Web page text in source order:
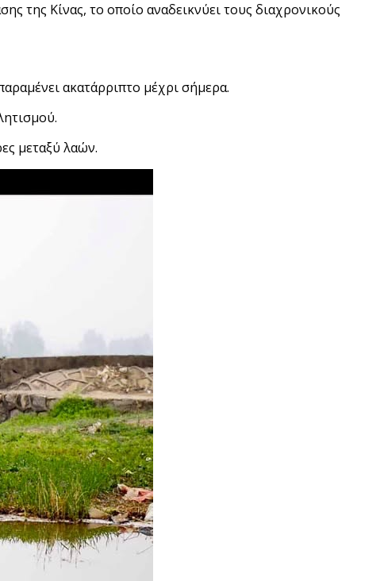
της Κίνας, το οποίο αναδεικνύει τους διαχρονικούς
ακατάρριπτο μέχρι σήμερα.
μεταξύ λαών.